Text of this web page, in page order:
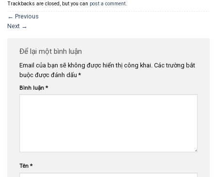
Trackbacks are closed, but you can post a comment.
← Previous
Next →
Để lại một bình luận
Email của bạn sẽ không được hiển thị công khai. Các trường bắt
buộc được đánh dấu*
Bình luận *
Tên *